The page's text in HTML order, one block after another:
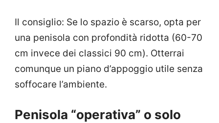
Il consiglio: Se lo spazio è scarso, opta per
una penisola con profondità ridotta (60-70
cm invece dei classici 90 cm). Otterrai
comunque un piano d’appoggio utile senza
soffocare l’ambiente.
Penisola “operativa” o solo